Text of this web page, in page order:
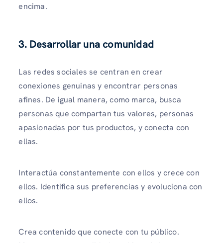
encima.
3. Desarrollar una comunidad
Las redes sociales se centran en crear
conexiones genuinas y encontrar personas
afines. De igual manera, como marca, busca
personas que compartan tus valores, personas
apasionadas por tus productos, y conecta con
ellas.
Interactúa constantemente con ellos y crece con
ellos. Identifica sus preferencias y evoluciona con
ellos.
Crea contenido que conecte con tu público.